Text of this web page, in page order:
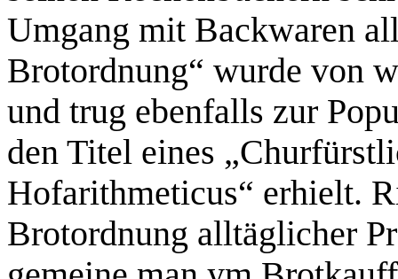
Umgang mit Backwaren
Brotordnung“ wurde von
und trug ebenfalls zur
den Titel eines
Hofarithmeticus“ erhielt.
Brotordnung alltäglicher